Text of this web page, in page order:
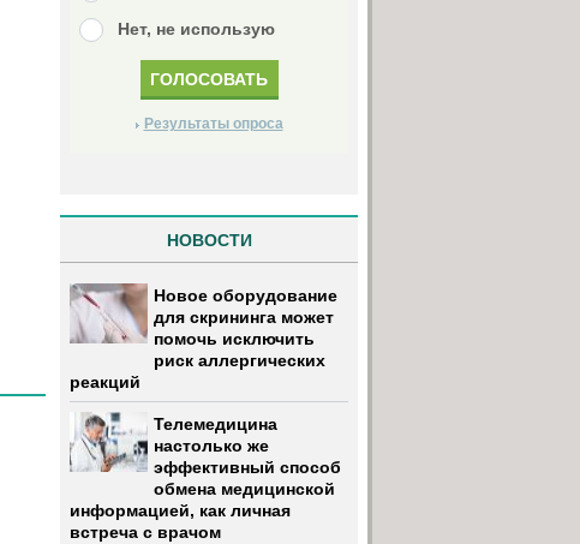
Нет, не использую
Результаты опроса
НОВОСТИ
Новое оборудование
для скрининга может
помочь исключить
риск аллергических
реакций
Телемедицина
настолько же
эффективный способ
обмена медицинской
информацией, как личная
встреча с врачом